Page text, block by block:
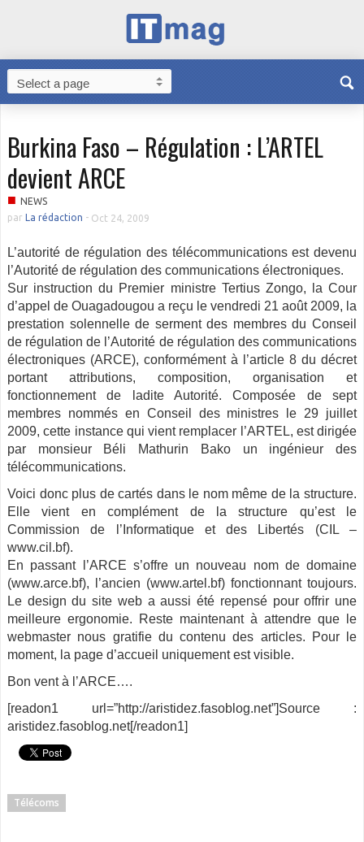
Burkina Faso – Régulation : L’ARTEL
devient ARCE
■ NEWS
par La rédaction - Oct 24, 2009
L’autorité de régulation des télécommunications est devenu
l’Autorité de régulation des communications électroniques.
Sur instruction du Premier ministre Tertius Zongo, la Cour
d’appel de Ouagadougou a reçu le vendredi 21 août 2009, la
prestation solennelle de serment des membres du Conseil
de régulation de l’Autorité de régulation des communications
électroniques (ARCE), conformément à l’article 8 du décret
portant attributions, composition, organisation et
fonctionnement de ladite Autorité. Composée de sept
membres nommés en Conseil des ministres le 29 juillet
2009, cette instance qui vient remplacer l’ARTEL, est dirigée
par monsieur Béli Mathurin Bako un ingénieur des
télécommunications.
Voici donc plus de cartés dans le nom même de la structure.
Elle vient en complément de la structure qu’est le
Commission de l’Informatique et des Libertés (CIL –
www.cil.bf).
En passant l’ARCE s’offre un nouveau nom de domaine
(www.arce.bf), l’ancien (www.artel.bf) fonctionnant toujours.
Le design du site web a aussi été repensé pour offrir une
meilleure ergonomie. Reste maintenant à attendre que le
webmaster nous gratifie du contenu des articles. Pour le
moment, la page d’accueil uniquement est visible.
Bon vent à l’ARCE….
[readon1 url=”http://aristidez.fasoblog.net”]Source :
aristidez.fasoblog.net[/readon1]
Télécoms